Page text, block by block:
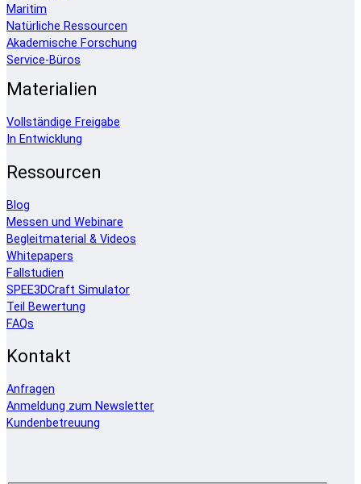
Maritim
Natürliche Ressourcen
Akademische Forschung
Service-Büros
Materialien
Vollständige Freigabe
In Entwicklung
Ressourcen
Blog
Messen und Webinare
Begleitmaterial & Videos
Whitepapers
Fallstudien
SPEE3DCraft Simulator
Teil Bewertung
FAQs
Kontakt
Anfragen
Anmeldung zum Newsletter
Kundenbetreuung